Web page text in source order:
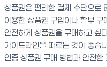
상품권은 편리한 결제 수단으로
이용한 상품권 구입이나 할부
안전하게 상품권을 구매하고 싶
가이드라인을 따르는 것이 좋습
인증 상품권 구매 방법과 안전